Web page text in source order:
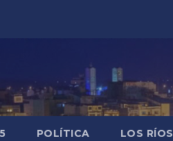
POLÍTICA LOS RÍOS